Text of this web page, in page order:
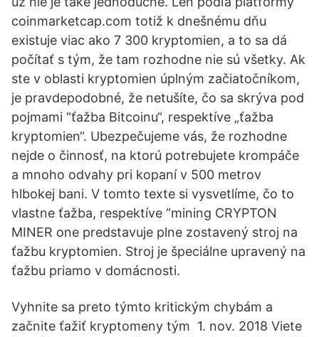
coinmarketcap.com totiž k dnešnému dňu
existuje viac ako 7 300 kryptomien, a to sa dá
počítať s tým, že tam rozhodne nie sú všetky. Ak
ste v oblasti kryptomien úplným začiatočníkom,
je pravdepodobné, že netušíte, čo sa skrýva pod
pojmami “ťažba Bitcoinu“, respektíve „ťažba
kryptomien“. Ubezpečujeme vás, že rozhodne
nejde o činnosť, na ktorú potrebujete krompáče
a mnoho odvahy pri kopaní v 500 metrov
hlbokej bani. V tomto texte si vysvetlíme, čo to
vlastne ťažba, respektíve “mining CRYPTON
MINER one predstavuje plne zostavený stroj na
ťažbu kryptomien. Stroj je špeciálne upravený na
ťažbu priamo v domácnosti.
Vyhnite sa preto týmto kritickým chybám a
začnite ťažiť kryptomeny tým 1. nov. 2018 Viete